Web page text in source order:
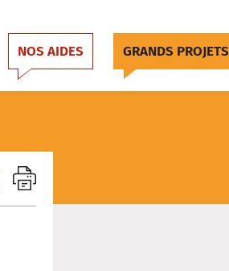
NOS AIDES GRANDS PROJETS